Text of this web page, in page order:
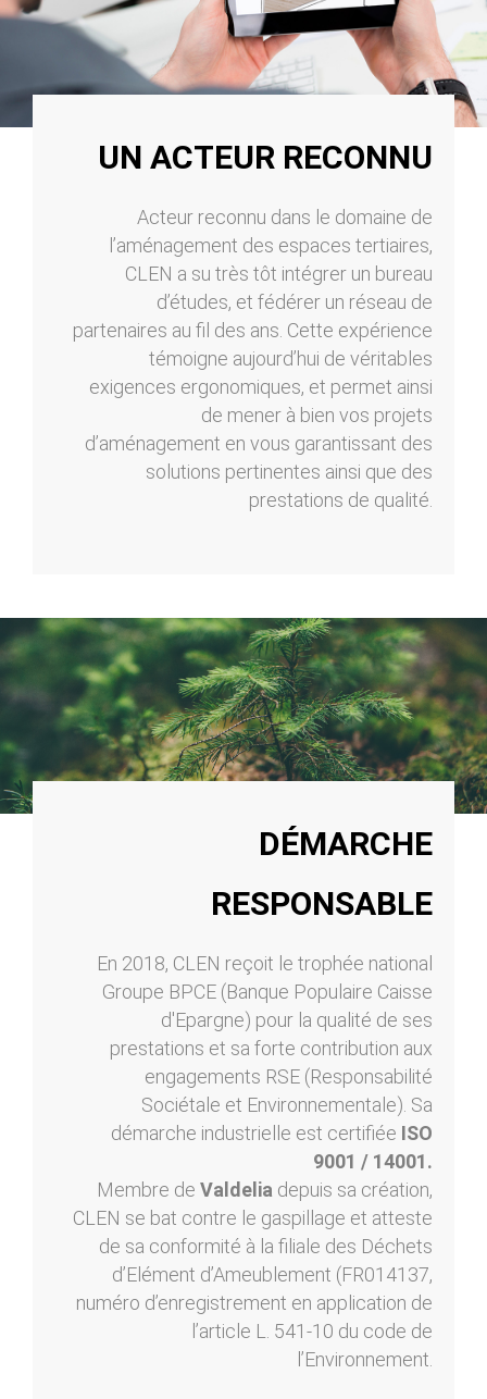
UN ACTEUR RECONNU
Acteur reconnu dans le domaine de
l’aménagement des espaces tertiaires,
CLEN a su très tôt intégrer un bureau
d’études, et fédérer un réseau de
partenaires au fil des ans. Cette expérience
témoigne aujourd’hui de véritables
exigences ergonomiques, et permet ainsi
de mener à bien vos projets
d’aménagement en vous garantissant des
solutions pertinentes ainsi que des
prestations de qualité.
DÉMARCHE
RESPONSABLE
En 2018, CLEN reçoit le trophée national
Groupe BPCE (Banque Populaire Caisse
d'Epargne) pour la qualité de ses
prestations et sa forte contribution aux
engagements RSE (Responsabilité
Sociétale et Environnementale). Sa
démarche industrielle est certifiée ISO
9001 / 14001.
Membre de Valdelia depuis sa création,
CLEN se bat contre le gaspillage et atteste
de sa conformité à la filiale des Déchets
d’Elément d’Ameublement (FR014137,
numéro d’enregistrement en application de
l’article L. 541-10 du code de
l’Environnement.